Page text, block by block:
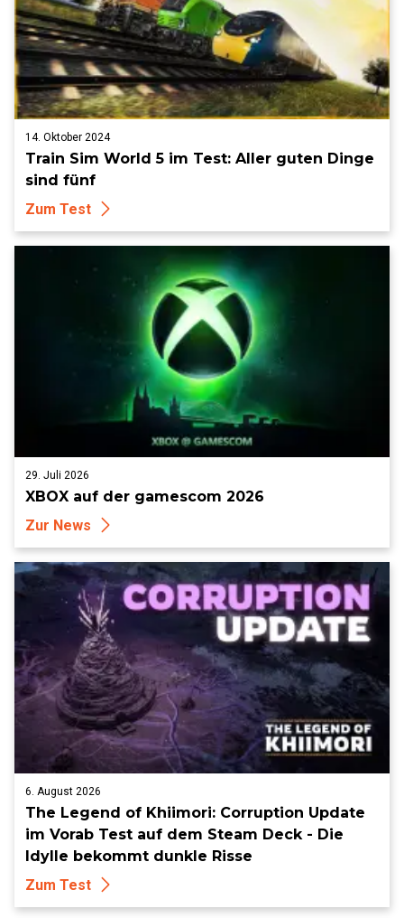
14. Oktober 2024
Train Sim World 5 im Test: Aller guten Dinge
sind fünf
Zum Test
29. Juli 2026
XBOX auf der gamescom 2026
Zur News
6. August 2026
The Legend of Khiimori: Corruption Update
im Vorab Test auf dem Steam Deck - Die
Idylle bekommt dunkle Risse
Zum Test